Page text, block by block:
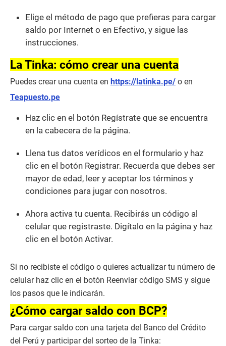
Elige el método de pago que prefieras para cargar
saldo por Internet o en Efectivo, y sigue las
instrucciones.
La Tinka: cómo crear una cuenta
Puedes crear una cuenta en https://latinka.pe/ o en
Teapuesto.pe
Haz clic en el botón Regístrate que se encuentra
en la cabecera de la página.
Llena tus datos verídicos en el formulario y haz
clic en el botón Registrar. Recuerda que debes ser
mayor de edad, leer y aceptar los términos y
condiciones para jugar con nosotros.
Ahora activa tu cuenta. Recibirás un código al
celular que registraste. Digítalo en la página y haz
clic en el botón Activar.
Si no recibiste el código o quieres actualizar tu número de
celular haz clic en el botón Reenviar código SMS y sigue
los pasos que le indicarán.
¿Cómo cargar saldo con BCP?
Para cargar saldo con una tarjeta del Banco del Crédito
del Perú y participar del sorteo de la Tinka: